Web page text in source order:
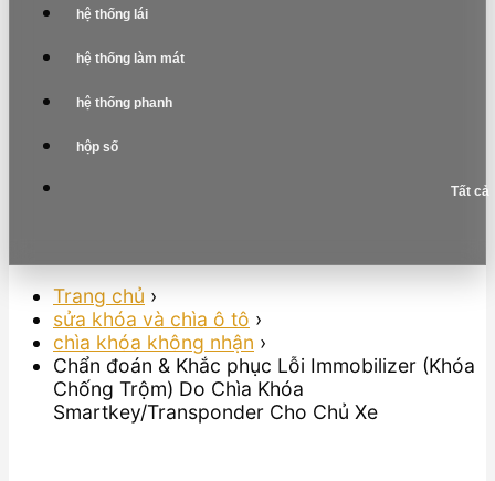
hệ thống lái
hệ thống làm mát
hệ thống phanh
hộp số
Tất cả
Trang chủ ›
sửa khóa và chìa ô tô ›
chìa khóa không nhận ›
Chẩn đoán & Khắc phục Lỗi Immobilizer (Khóa
Chống Trộm) Do Chìa Khóa
Smartkey/Transponder Cho Chủ Xe